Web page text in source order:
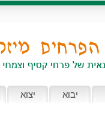
יבוא יצוא